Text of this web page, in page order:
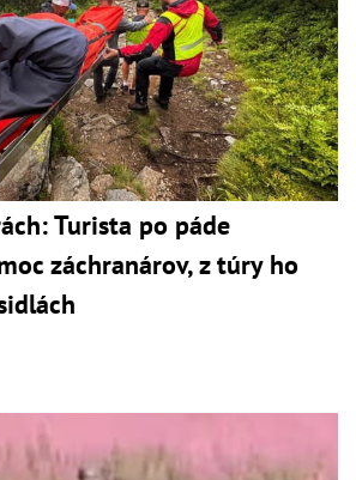
Turista po páde
záchranárov, z túry ho